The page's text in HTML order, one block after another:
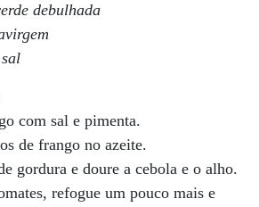
debulhada
com sal e pimenta.
de frango no azeite.
gordura e doure a cebola e o alho.
refogue um pouco mais e